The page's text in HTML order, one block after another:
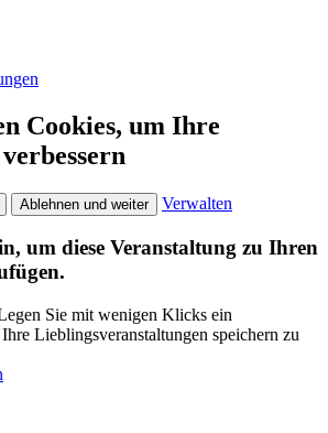
Cookies, um Ihre
Ablehnen und weiter Verwalten
um diese Veranstaltung zu Ihren
Sie mit wenigen Klicks ein
Lieblingsveranstaltungen speichern zu